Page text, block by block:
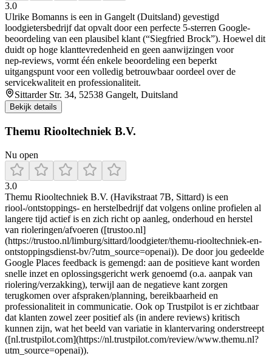
3.0
Ulrike Bomanns is een in Gangelt (Duitsland) gevestigd
loodgietersbedrijf dat opvalt door een perfecte 5‑sterren Google-
beoordeling van een plausibel klant (“Siegfried Brock”). Hoewel dit
duidt op hoge klanttevredenheid en geen aanwijzingen voor
nep‑reviews, vormt één enkele beoordeling een beperkt
uitgangspunt voor een volledig betrouwbaar oordeel over de
servicekwaliteit en professionaliteit.
Sittarder Str. 34, 52538 Gangelt, Duitsland
Bekijk details
Themu Riooltechniek B.V.
Nu open
3.0
Themu Riooltechniek B.V. (Havikstraat 7B, Sittard) is een
riool-/ontstoppings- en herstelbedrijf dat volgens online profielen al
langere tijd actief is en zich richt op aanleg, onderhoud en herstel
van rioleringen/afvoeren ([trustoo.nl]
(https://trustoo.nl/limburg/sittard/loodgieter/themu-riooltechniek-en-
ontstoppingsdienst-bv/?utm_source=openai)). De door jou gedeelde
Google Places feedback is gemengd: aan de positieve kant worden
snelle inzet en oplossingsgericht werk genoemd (o.a. aanpak van
riolering/verzakking), terwijl aan de negatieve kant zorgen
terugkomen over afspraken/planning, bereikbaarheid en
professionaliteit in communicatie. Ook op Trustpilot is er zichtbaar
dat klanten zowel zeer positief als (in andere reviews) kritisch
kunnen zijn, wat het beeld van variatie in klantervaring onderstreept
([nl.trustpilot.com](https://nl.trustpilot.com/review/www.themu.nl?
utm_source=openai)).